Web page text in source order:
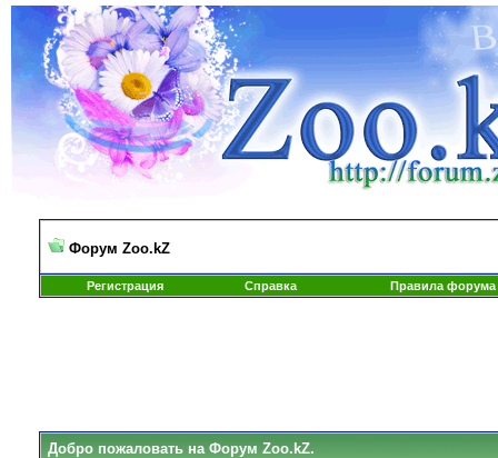
Форум Zoo.kZ
Регистрация Справка Правила форума
Добро пожаловать на Форум Zoo.kZ.